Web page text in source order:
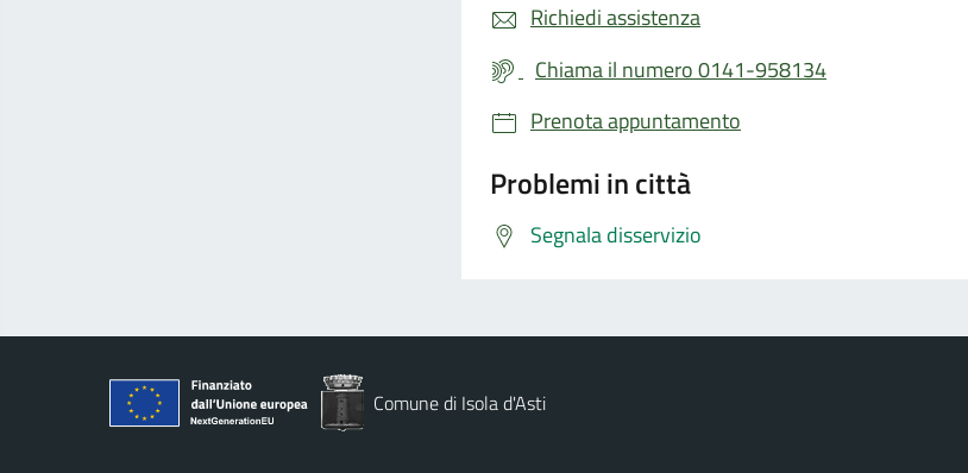
Richiedi assistenza
Chiama il numero 0141-958134
Prenota appuntamento
Problemi in città
Segnala disservizio
Comune di Isola d'Asti